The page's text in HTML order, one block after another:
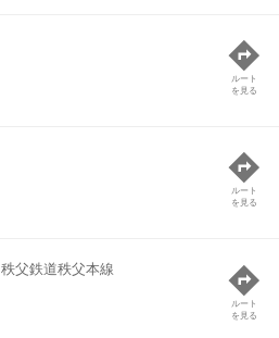
ルート
を見る
ルート
を見る
秩父鉄道秩父本線
ルート
を見る